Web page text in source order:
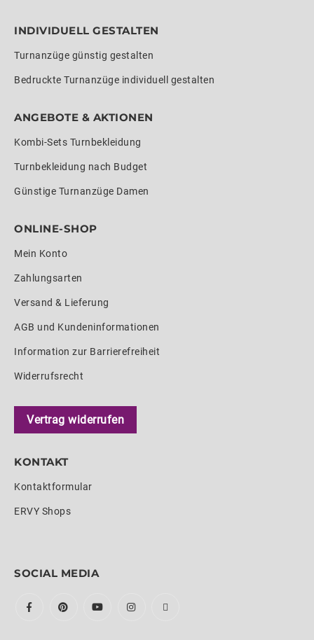
INDIVIDUELL GESTALTEN
Turnanzüge günstig gestalten
Bedruckte Turnanzüge individuell gestalten
ANGEBOTE & AKTIONEN
Kombi-Sets Turnbekleidung
Turnbekleidung nach Budget
Günstige Turnanzüge Damen
ONLINE-SHOP
Mein Konto
Zahlungsarten
Versand & Lieferung
AGB und Kundeninformationen
Information zur Barrierefreiheit
Widerrufsrecht
Vertrag widerrufen
KONTAKT
Kontaktformular
ERVY Shops
SOCIAL MEDIA